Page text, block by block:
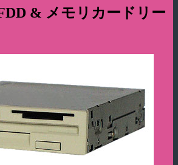
& メモリカードリー